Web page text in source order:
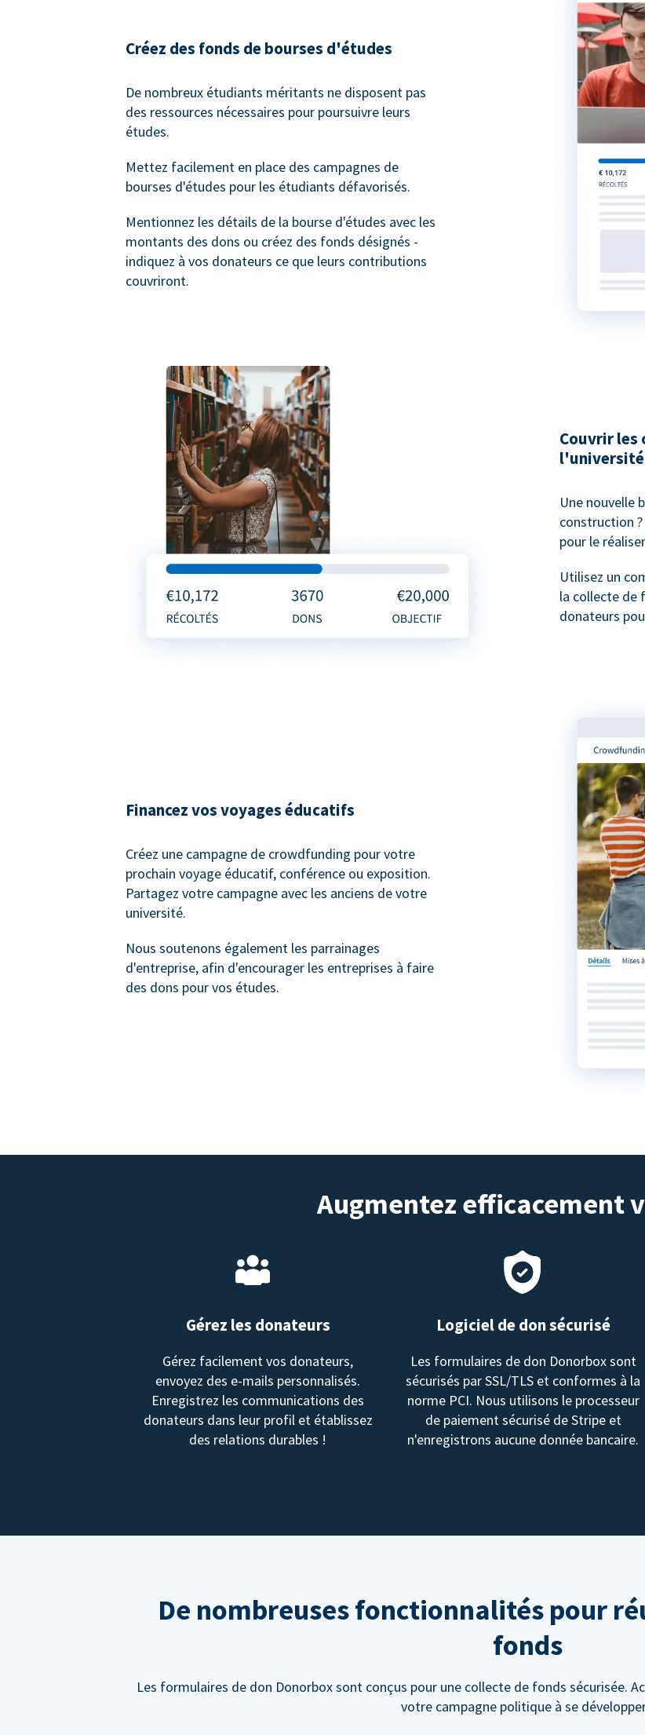
Créez des fonds de bourses d'études
De nombreux étudiants méritants ne disposent pas
des ressources nécessaires pour poursuivre leurs
études.
Mettez facilement en place des campagnes de
bourses d'études pour les étudiants défavorisés.
Mentionnez les détails de la bourse d'études avec les
montants des dons ou créez des fonds désignés -
indiquez à vos donateurs ce que leurs contributions
couvriront.
Couvrir les
l'université
Une nouvelle
construction
pour le
Utilisez un
la collecte de
donateurs
Financez vos voyages éducatifs
Créez une campagne de crowdfunding pour votre
prochain voyage éducatif, conférence ou exposition.
Partagez votre campagne avec les anciens de votre
université.
Nous soutenons également les parrainages
d'entreprise, afin d'encourager les entreprises à faire
des dons pour vos études.
Augmentez efficacement
Gérez les donateurs
Gérez facilement vos donateurs,
envoyez des e-mails personnalisés.
Enregistrez les communications des
donateurs dans leur profil et établissez
des relations durables !
Logiciel de don sécurisé
Les formulaires de don Donorbox sont
sécurisés par SSL/TLS et conformes à la
norme PCI. Nous utilisons le processeur
de paiement sécurisé de Stripe et
n'enregistrons aucune donnée bancaire.
De nombreuses fonctionnalités pour
fonds
Les formulaires de don Donorbox sont conçus pour une collecte de fonds sécurisée.
votre campagne politique à se